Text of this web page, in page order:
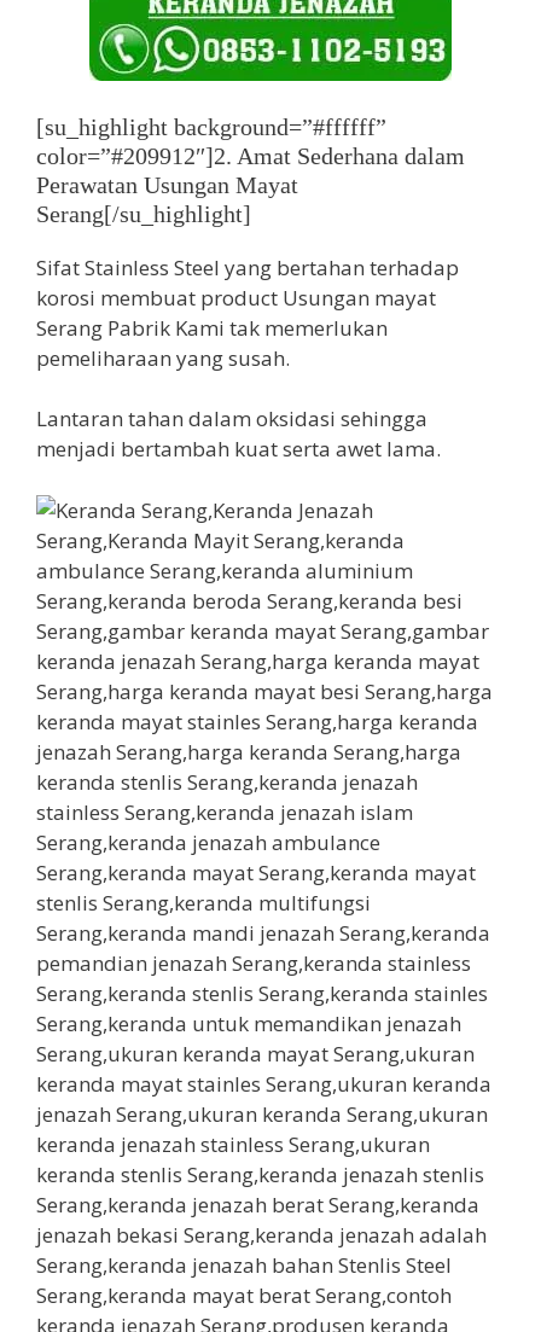
[su_highlight background=”#ffffff”
color=”#209912″]2. Amat Sederhana dalam
Perawatan Usungan Mayat
Serang[/su_highlight]
Sifat Stainless Steel yang bertahan terhadap
korosi membuat product Usungan mayat
Serang Pabrik Kami tak memerlukan
pemeliharaan yang susah.
Lantaran tahan dalam oksidasi sehingga
menjadi bertambah kuat serta awet lama.